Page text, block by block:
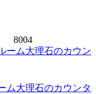
8004
ム大理石のカウンタ